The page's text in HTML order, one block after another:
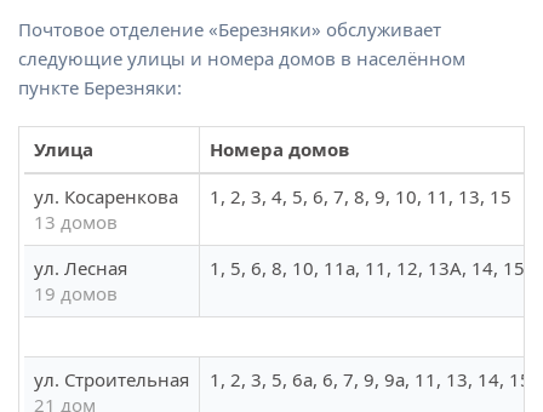
Почтовое отделение «Березняки» обслуживает
следующие улицы и номера домов в населённом
пункте Березняки:
Улица
Номера домов
ул. Косаренкова
13 домов
1, 2, 3, 4, 5, 6, 7, 8, 9, 10, 11, 13, 15
ул. Лесная
19 домов
1, 5, 6, 8, 10, 11а, 11, 12, 13А, 14, 15,
ул. Строительная
21 дом
1, 2, 3, 5, 6а, 6, 7, 9, 9а, 11, 13, 14,